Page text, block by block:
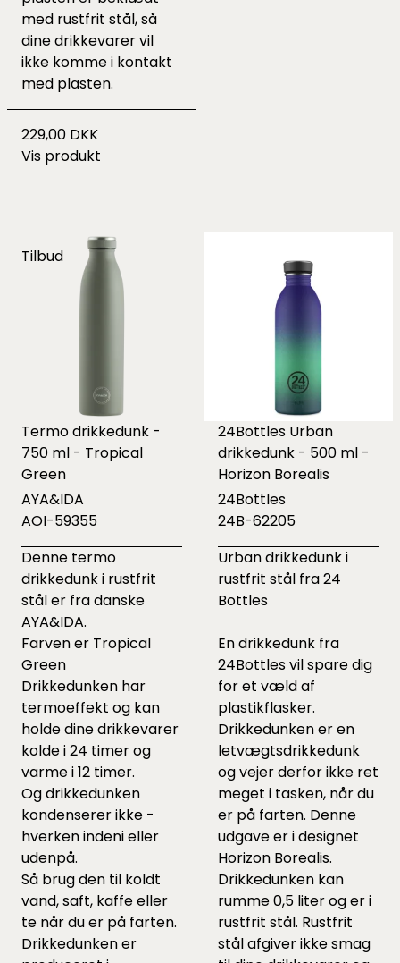
med rustfrit stål, så
dine drikkevarer vil
ikke komme i kontakt
med plasten.
229,00 DKK
Vis produkt
Tilbud
Termo drikkedunk -
750 ml - Tropical
Green
AYA&IDA
AOI-59355
Denne termo
drikkedunk i rustfrit
stål er fra danske
AYA&IDA.
Farven er Tropical
Green
Drikkedunken har
termoeffekt og kan
holde dine drikkevarer
kolde i 24 timer og
varme i 12 timer.
Og drikkedunken
kondenserer ikke -
hverken indeni eller
udenpå.
Så brug den til koldt
vand, saft, kaffe eller
te når du er på farten.
Drikkedunken er
24Bottles Urban
drikkedunk - 500 ml -
Horizon Borealis
24Bottles
24B-62205
Urban drikkedunk i
rustfrit stål fra 24
Bottles
En drikkedunk fra
24Bottles vil spare dig
for et væld af
plastikflasker.
Drikkedunken er en
letvægtsdrikkedunk
og vejer derfor ikke ret
meget i tasken, når du
er på farten. Denne
udgave er i designet
Horizon Borealis.
Drikkedunken kan
rumme 0,5 liter og er i
rustfrit stål. Rustfrit
stål afgiver ikke smag